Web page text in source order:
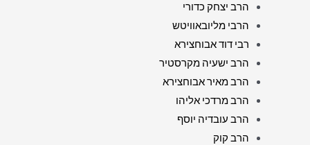
הרב יצחק כדורי
הרבי מליובאוויטש
רבי דוד אבוחצירא
הרב ישעיה מקרסטיר
הרב מאיר אבוחצירא
הרב מרדכי אליהו
הרב עובדיה יוסף
הרב קוק